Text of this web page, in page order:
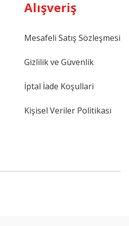
Alışveriş
Mesafeli Satış Sözleşmesi
Gizlilik ve Güvenlik
İptal İade Koşullari
Kişisel Veriler Politikası